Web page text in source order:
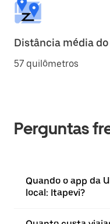
Distância média
57 quilômetros
Perguntas
Quando o app da
local: Itapevi?